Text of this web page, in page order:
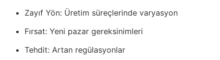
Zayıf Yön: Üretim süreçlerinde varyasyon
Fırsat: Yeni pazar gereksinimleri
Tehdit: Artan regülasyonlar